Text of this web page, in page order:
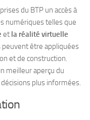
du BTP un accès à
numériques telles que
et la réalité virtuelle
peuvent être appliquées
et de construction.
meilleur aperçu du
plus informées.